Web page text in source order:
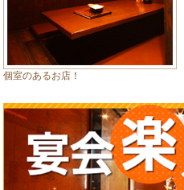
個室のあるお店！